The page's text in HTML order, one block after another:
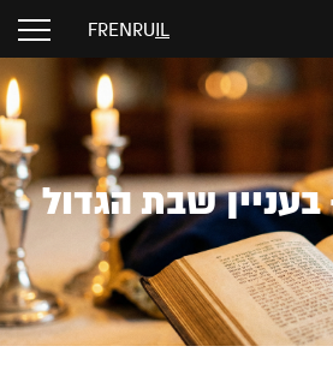
IL
RU
EN
FR
שבת הגדול